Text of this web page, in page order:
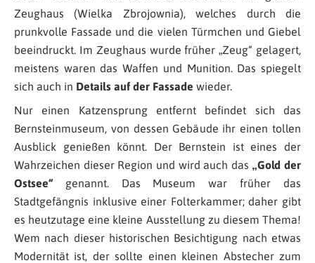
Zeughaus (Wielka Zbrojownia), welches durch die
prunkvolle Fassade und die vielen Türmchen und Giebel
beeindruckt. Im Zeughaus wurde früher „Zeug“ gelagert,
meistens waren das Waffen und Munition. Das spiegelt
sich auch in Details auf der Fassade wieder.
Nur einen Katzensprung entfernt befindet sich das
Bernsteinmuseum, von dessen Gebäude ihr einen tollen
Ausblick genießen könnt. Der Bernstein ist eines der
Wahrzeichen dieser Region und wird auch das „Gold der
Ostsee“ genannt. Das Museum war früher das
Stadtgefängnis inklusive einer Folterkammer; daher gibt
es heutzutage eine kleine Ausstellung zu diesem Thema!
Wem nach dieser historischen Besichtigung nach etwas
Modernität ist, der sollte einen kleinen Abstecher zum